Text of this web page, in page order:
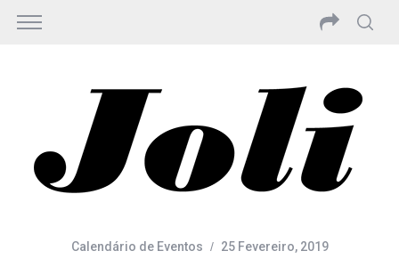
Calendário de Eventos 25 Fevereiro, 2019